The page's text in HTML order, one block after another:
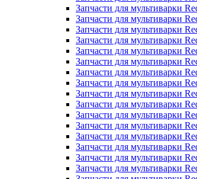
Запчасти для мультиварки
Запчасти для мультиварки
Запчасти для мультиварки
Запчасти для мультиварки
Запчасти для мультиварки
Запчасти для мультиварки
Запчасти для мультиварки
Запчасти для мультиварки
Запчасти для мультиварки
Запчасти для мультиварки
Запчасти для мультиварки
Запчасти для мультиварки
Запчасти для мультиварки
Запчасти для мультиварки
Запчасти для мультиварки
Запчасти для мультиварки